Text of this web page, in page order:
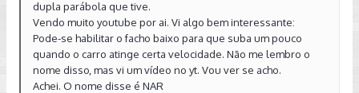
dupla parábola que tive.
Vendo muito youtube por ai. Vi algo bem interessante:
Pode-se habilitar o facho baixo para que suba um pouco
quando o carro atinge certa velocidade. Não me lembro o
nome disso, mas vi um vídeo no yt. Vou ver se acho.
Achei. O nome disse é NAR